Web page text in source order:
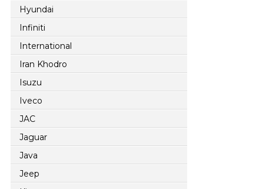
Hyundai
Infiniti
International
Iran Khodro
Isuzu
Iveco
JAC
Jaguar
Java
Jeep